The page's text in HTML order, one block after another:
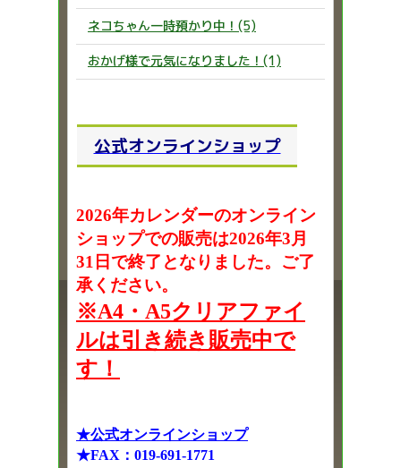
ネコちゃん一時預かり中！(5)
おかげ様で元気になりました！(1)
公式オンラインショップ
2026年カレンダーのオンライン
ショップでの販売は2026年3月
31日で終了となりました。ご了
承ください。
※A4・A5クリアファイ
ルは引き続き販売中で
す！
★公式オンラインショップ
★FAX：019-691-1771